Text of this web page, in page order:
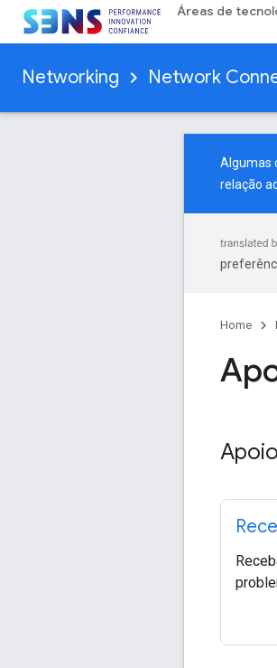
Áreas de
Networking Network
Algumas
relação
Home